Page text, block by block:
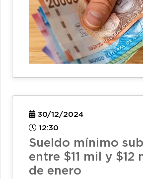
30/12/2024
12:30
Sueldo mínimo
entre $11 mil y $12
de enero